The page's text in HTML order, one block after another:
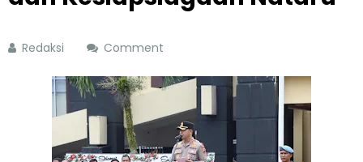
Redaksi Comment